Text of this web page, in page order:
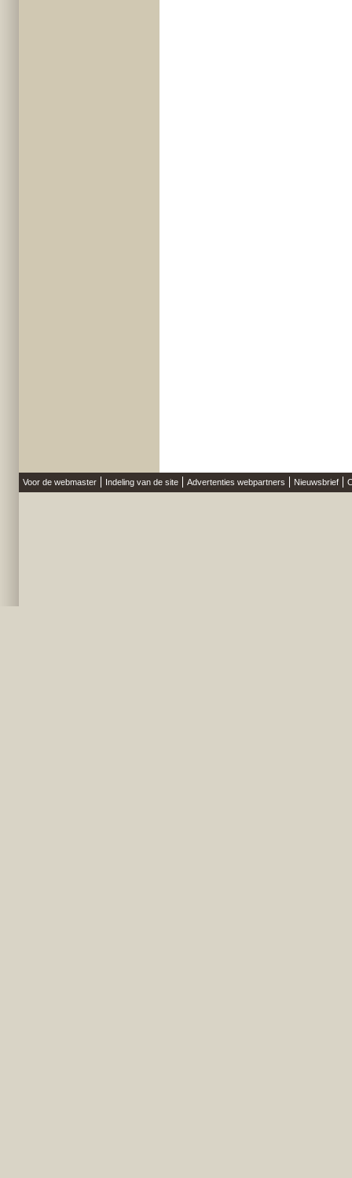
Voor de webmaster Indeling van de site Advertenties webpartners Nieuwsbrief